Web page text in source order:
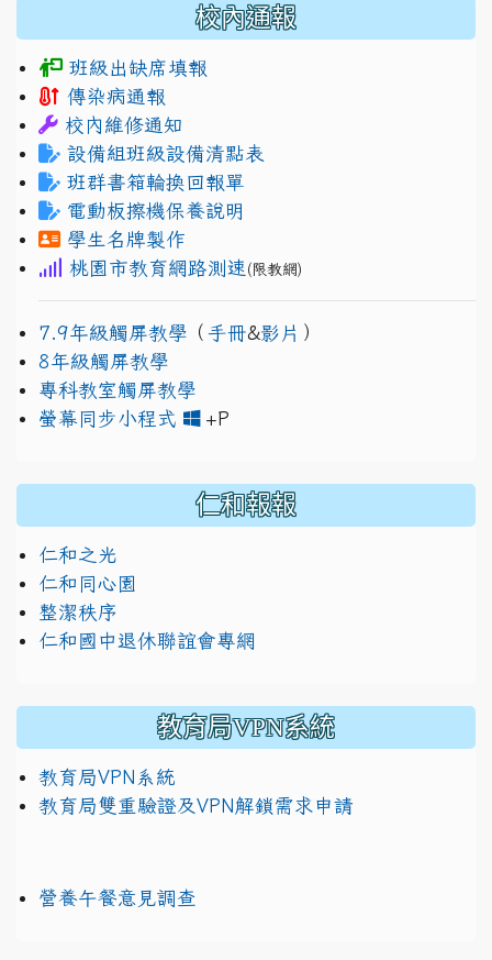
校內通報
班級出缺席填報
傳染病通報
校內維修通知
設備組班級設備清點表
班群書箱輪換回報單
電動板擦機保養說明
學生名牌製作
桃園市教育網路測速 (限教網)
7.9年級觸屏教學 （ 手冊&影片 ）
8年級觸屏教學
專科教室觸屏教學
螢幕同步小程式
+P
仁和報報
仁和之光
仁和同心園
整潔秩序
仁和國中退休聯誼會專網
教育局VPN系統
教育局VPN系統
教育局雙重驗證及VPN解鎖需求申請
營養午餐意見調查